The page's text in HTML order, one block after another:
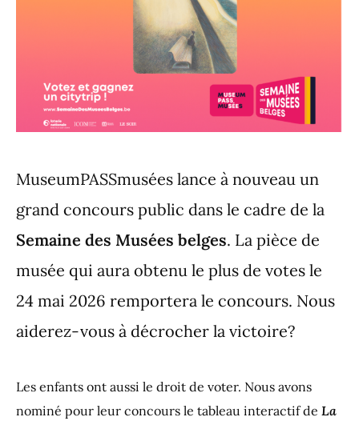
MuseumPASSmusées lance à nouveau un
grand concours public dans le cadre de la
Semaine des Musées belges. La pièce de
musée qui aura obtenu le plus de votes le
24 mai 2026 remportera le concours. Nous
aiderez-vous à décrocher la victoire?
Les enfants ont aussi le droit de voter. Nous avons
nominé pour leur concours le tableau interactif de La